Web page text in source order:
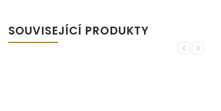
SOUVISEJÍCÍ PRODUKTY
Previous
Next